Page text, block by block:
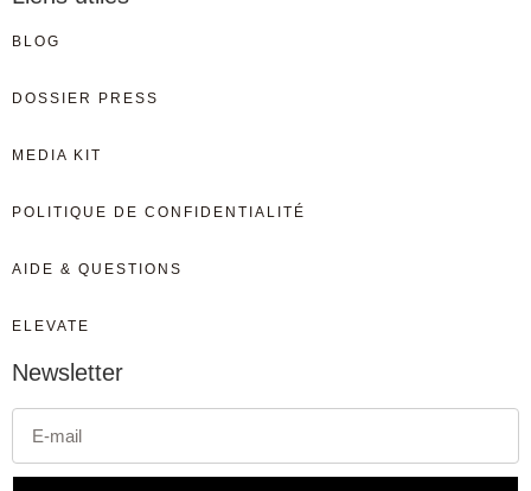
BLOG
DOSSIER PRESS
MEDIA KIT
POLITIQUE DE CONFIDENTIALITÉ
AIDE & QUESTIONS
ELEVATE
Newsletter